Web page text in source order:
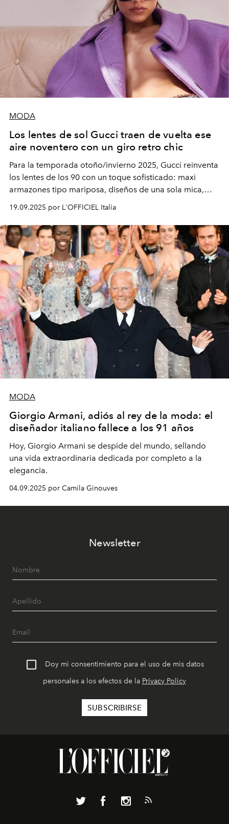
MODA
Los lentes de sol Gucci traen de vuelta ese
aire noventero con un giro retro chic
Para la temporada otoño/invierno 2025, Gucci reinventa
los lentes de los 90 con un toque sofisticado: maxi
armazones tipo mariposa, diseños de una sola mica,
modelos metálicos ovalados con vibra vintage y
elegantes monturas de acetato graduadas. ¿El detalle
que nunca pierde vigencia? La icónica doble G.
19.09.2025 por L'OFFICIEL Italia
MODA
Giorgio Armani, adiós al rey de la moda: el
diseñador italiano fallece a los 91 años
Hoy, Giorgio Armani se despide del mundo, sellando
una vida extraordinaria dedicada por completo a la
elegancia.
04.09.2025 por Camila Ginouves
Newsletter
Doy mi consentimiento para el uso de mis datos
personales a los efectos de la Privacy Policy